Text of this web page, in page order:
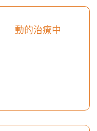
動的治療中